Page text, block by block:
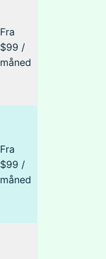
Fra
$99 /
måned
Fra
$99 /
måned